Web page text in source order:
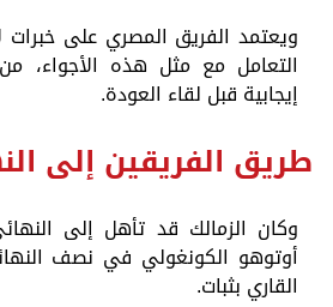
ويعتمد الفريق المصري على خبرات
التعامل مع مثل هذه الأجواء،
إيجابية قبل لقاء العودة.
طريق الفريقين إلى
وكان الزمالك قد تأهل إلى
أوتوهو الكونغولي في نصف
القاري بثبات.